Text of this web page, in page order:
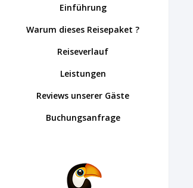
Einführung
Warum dieses Reisepaket ?
Reiseverlauf
Leistungen
Reviews unserer Gäste
Buchungsanfrage